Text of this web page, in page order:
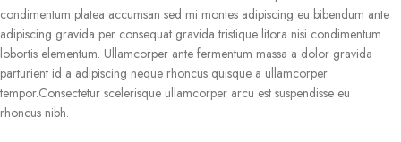
condimentum platea accumsan sed mi montes adipiscing eu bibendum ante
adipiscing gravida per consequat gravida tristique litora nisi condimentum
lobortis elementum. Ullamcorper ante fermentum massa a dolor gravida
parturient id a adipiscing neque rhoncus quisque a ullamcorper
tempor.Consectetur scelerisque ullamcorper arcu est suspendisse eu
rhoncus nibh.